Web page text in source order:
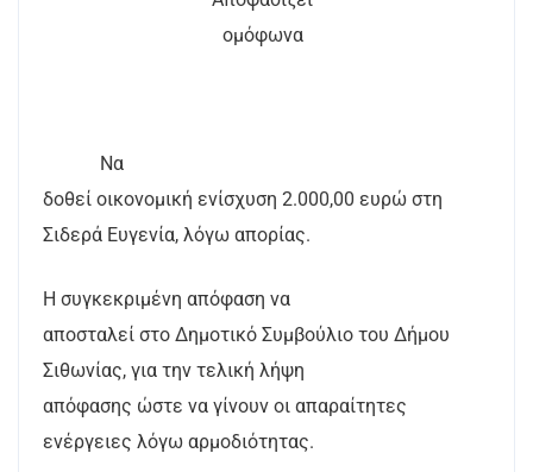
ομόφωνα
Να
δοθεί οικονομική ενίσχυση 2.000,00 ευρώ στη
Σιδερά Ευγενία, λόγω απορίας.
Η συγκεκριμένη απόφαση να
αποσταλεί στο Δημοτικό Συμβούλιο του Δήμου
Σιθωνίας, για την τελική λήψη
απόφασης ώστε να γίνουν οι απαραίτητες
ενέργειες λόγω αρμοδιότητας.